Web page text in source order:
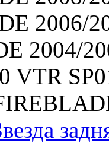
2006/
2004/
VTR